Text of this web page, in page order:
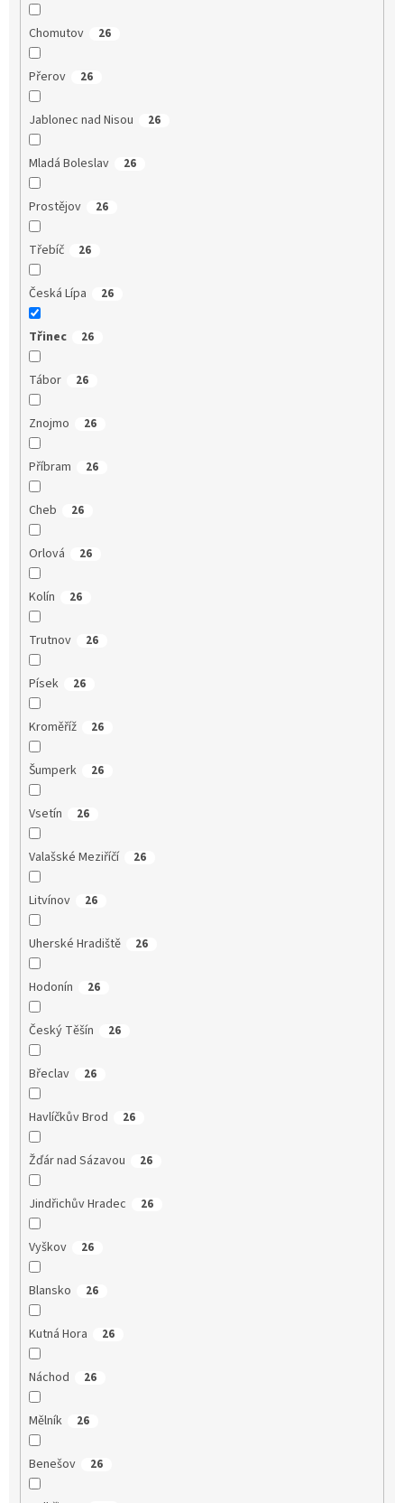
Chomutov 26
Přerov 26
Jablonec nad Nisou 26
Mladá Boleslav 26
Prostějov 26
Třebíč 26
Česká Lípa 26
Třinec 26
Tábor 26
Znojmo 26
Příbram 26
Cheb 26
Orlová 26
Kolín 26
Trutnov 26
Písek 26
Kroměříž 26
Šumperk 26
Vsetín 26
Valašské Meziříčí 26
Litvínov 26
Uherské Hradiště 26
Hodonín 26
Český Těšín 26
Břeclav 26
Havlíčkův Brod 26
Žďár nad Sázavou 26
Jindřichův Hradec 26
Vyškov 26
Blansko 26
Kutná Hora 26
Náchod 26
Mělník 26
Benešov 26